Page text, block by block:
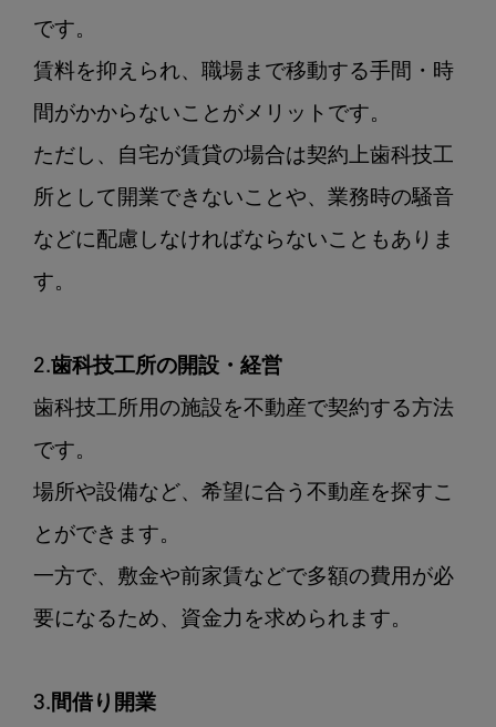
です。
賃料を抑えられ、職場まで移動する手間・時
間がかからないことがメリットです。
ただし、自宅が賃貸の場合は契約上歯科技工
所として開業できないことや、業務時の騒音
などに配慮しなければならないこともありま
す。
2.歯科技工所の開設・経営
歯科技工所用の施設を不動産で契約する方法
です。
場所や設備など、希望に合う不動産を探すこ
とができます。
一方で、敷金や前家賃などで多額の費用が必
要になるため、資金力を求められます。
3.間借り開業